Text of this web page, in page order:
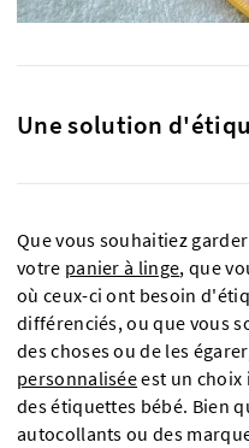
Une solution
Que vous souhaitiez
votre panier à linge, que
où ceux-ci ont besoin
différenciés, ou que vous
des choses ou de les
personnaliséeest un choix
des étiquettes bébé. Bien
autocollants ou des